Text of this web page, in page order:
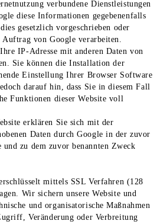
verbundene Dienstleistungen
diese Informationen gegebenenfalls
gesetzlich vorgeschrieben oder
von Google verarbeiten.
IP-Adresse mit anderen Daten von
Sie können die Installation der
Einstellung Ihrer Browser Software
darauf hin, dass Sie in diesem Fall
Funktionen dieser Website voll
erklären Sie sich mit der
Daten durch Google in der zuvor
und zu dem zuvor benannten Zweck
mittels SSL Verfahren (128
Wir sichern unsere Website und
und organisatorische Maßnahmen
Veränderung oder Verbreitung